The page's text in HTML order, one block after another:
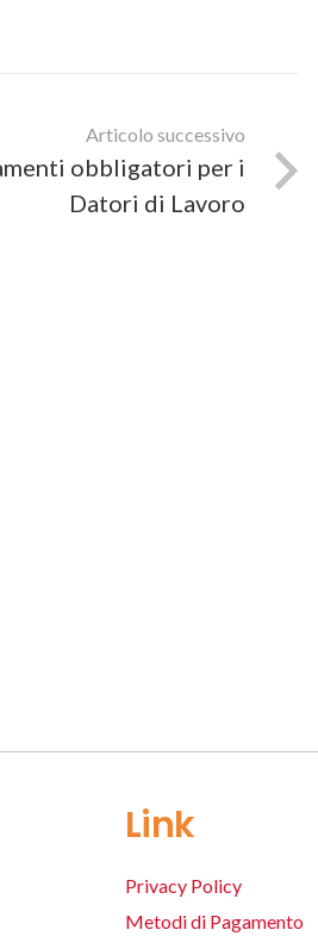
Articolo successivo
obbligatori per i
Datori di Lavoro
Link
Privacy Policy
Metodi di Pagamento